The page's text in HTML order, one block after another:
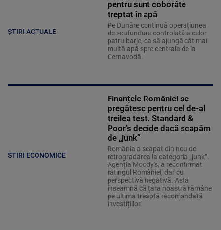
ȘTIRI ACTUALE
pentru sunt coborâte
treptat în apă
Pe Dunăre continuă operațiunea
de scufundare controlată a celor
patru barje, ca să ajungă cât mai
multă apă spre centrala de la
Cernavodă.
STIRI ECONOMICE
Finanțele României se
pregătesc pentru cel de-al
treilea test. Standard &
Poor’s decide dacă scapăm
de „junk”
România a scapat din nou de
retrogradarea la categoria „junk”.
Agenția Moody's, a reconfirmat
ratingul României, dar cu
perspectivă negativă. Asta
înseamnă că țara noastră rămâne
pe ultima treaptă recomandată
investițiilor.